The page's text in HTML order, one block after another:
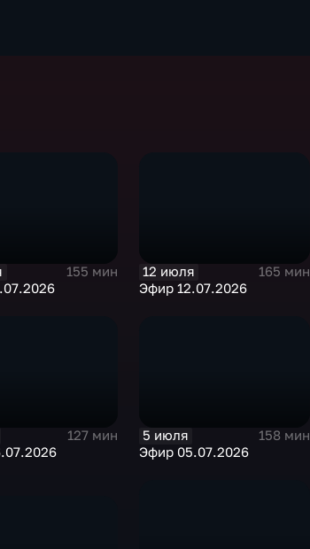
155 мин
12 июля
165 мин
Эфир 12.07.2026
127 мин
5 июля
158 мин
Эфир 05.07.2026